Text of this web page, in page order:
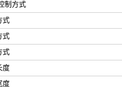
制方式
式
式
式
度
度